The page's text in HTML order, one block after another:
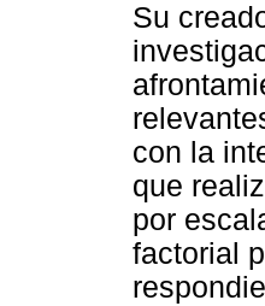
Su
con la
que
por
factorial